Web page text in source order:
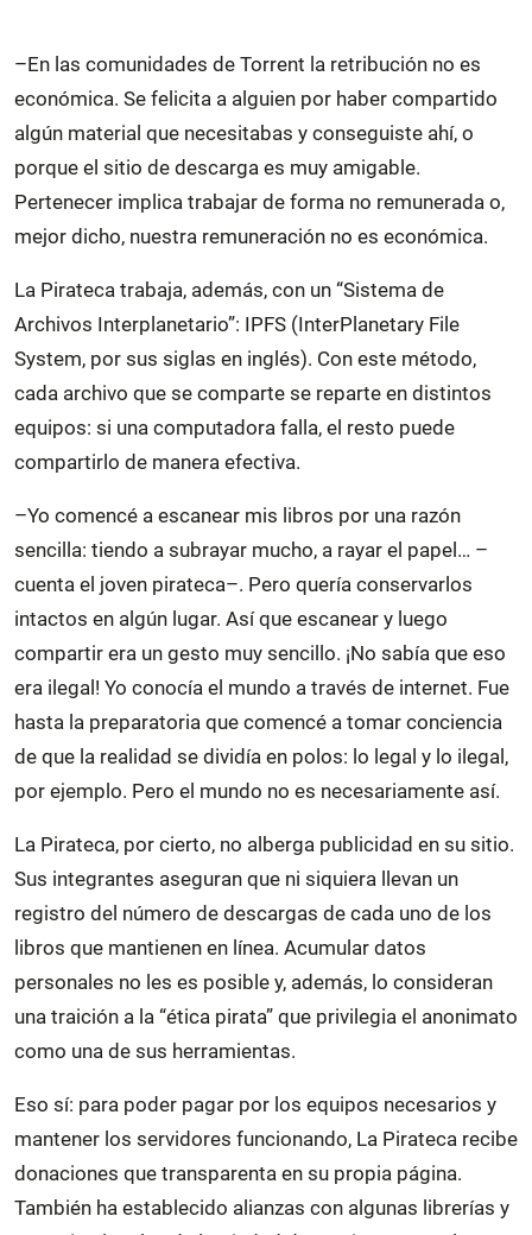
–En las comunidades de Torrent la retribución no es
económica. Se felicita a alguien por haber compartido
algún material que necesitabas y conseguiste ahí, o
porque el sitio de descarga es muy amigable.
Pertenecer implica trabajar de forma no remunerada o,
mejor dicho, nuestra remuneración no es económica.
La Pirateca trabaja, además, con un “Sistema de
Archivos Interplanetario”: IPFS (InterPlanetary File
System, por sus siglas en inglés). Con este método,
cada archivo que se comparte se reparte en distintos
equipos: si una computadora falla, el resto puede
compartirlo de manera efectiva.
–Yo comencé a escanear mis libros por una razón
sencilla: tiendo a subrayar mucho, a rayar el papel… –
cuenta el joven pirateca–. Pero quería conservarlos
intactos en algún lugar. Así que escanear y luego
compartir era un gesto muy sencillo. ¡No sabía que eso
era ilegal! Yo conocía el mundo a través de internet. Fue
hasta la preparatoria que comencé a tomar conciencia
de que la realidad se dividía en polos: lo legal y lo ilegal,
por ejemplo. Pero el mundo no es necesariamente así.
La Pirateca, por cierto, no alberga publicidad en su sitio.
Sus integrantes aseguran que ni siquiera llevan un
registro del número de descargas de cada uno de los
libros que mantienen en línea. Acumular datos
personales no les es posible y, además, lo consideran
una traición a la “ética pirata” que privilegia el anonimato
como una de sus herramientas.
Eso sí: para poder pagar por los equipos necesarios y
mantener los servidores funcionando, La Pirateca recibe
donaciones que transparenta en su propia página.
También ha establecido alianzas con algunas librerías y